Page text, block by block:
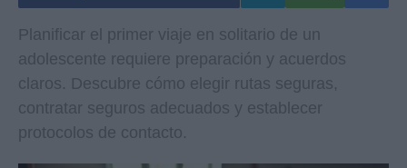
Planificar el primer viaje en solitario de un
adolescente requiere preparación y acuerdos
claros. Descubre cómo elegir rutas seguras,
contratar seguros adecuados y establecer
protocolos de contacto.